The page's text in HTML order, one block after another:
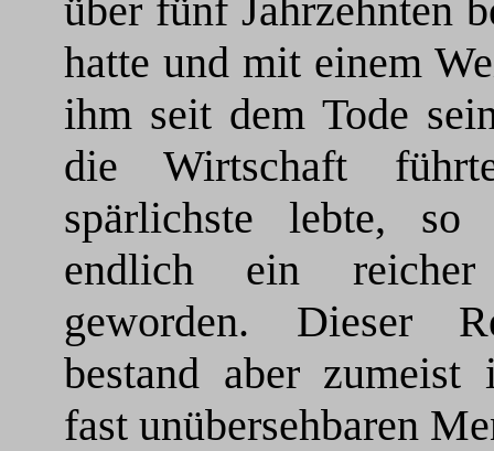
über fünf Jahrzehnten
hatte und mit einem
ihm seit dem Tode
die Wirtschaft
spärlichste lebte,
endlich ein
geworden. Dieser
bestand aber zumeist
fast unübersehbaren